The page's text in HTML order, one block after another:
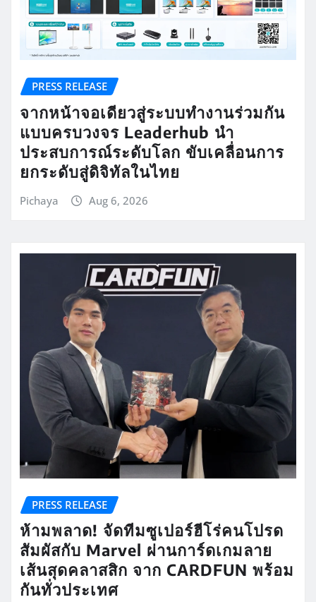
PRESS RELEASE
จากหน้าจอเดียวสู่ระบบทำงานร่วมกัน
แบบครบวงจร Leaderhub นำ
ประสบการณ์ระดับโลก ขับเคลื่อนการ
ยกระดับสู่ดิจิทัลในไทย
Pichaya Aug 6, 2026
PRESS RELEASE
ห้ามพลาด! จัดทีมซูเปอร์ฮีโร่คนโปรด
สัมผัสกับ Marvel ผ่านการ์ดเกมลาย
เส้นสุดคลาสสิก จาก CARDFUN พร้อม
กันทั่วประเทศ